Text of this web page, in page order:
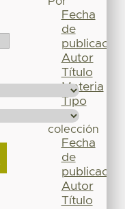
Fecha
de
publicación
Autor
Título
Materia
Tipo
colección
Fecha
de
publicación
Autor
Título